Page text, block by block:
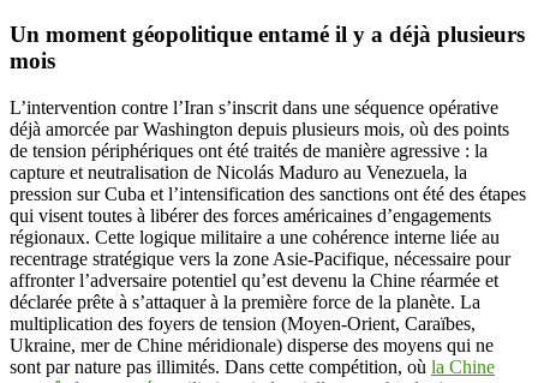
Un moment géopolitique entamé il y a déjà plusieurs
mois
L’intervention contre l’Iran s’inscrit dans une séquence opérative
déjà amorcée par Washington depuis plusieurs mois, où des points
de tension périphériques ont été traités de manière agressive : la
capture et neutralisation de Nicolás Maduro au Venezuela, la
pression sur Cuba et l’intensification des sanctions ont été des étapes
qui visent toutes à libérer des forces américaines d’engagements
régionaux. Cette logique militaire a une cohérence interne liée au
recentrage stratégique vers la zone Asie-Pacifique, nécessaire pour
affronter l’adversaire potentiel qu’est devenu la Chine réarmée et
déclarée prête à s’attaquer à la première force de la planète. La
multiplication des foyers de tension (Moyen-Orient, Caraïbes,
Ukraine, mer de Chine méridionale) disperse des moyens qui ne
sont par nature pas illimités. Dans cette compétition, où la Chine